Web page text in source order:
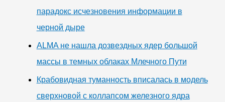
парадокс исчезновения информации в
черной дыре
ALMA не нашла дозвездных ядер большой
массы в темных облаках Млечного Пути
Крабовидная туманность вписалась в модель
сверхновой с коллапсом железного ядра